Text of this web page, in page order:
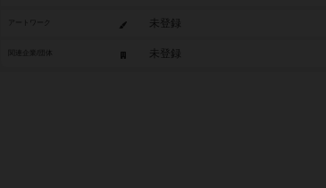
アートワーク 未登録
未登録